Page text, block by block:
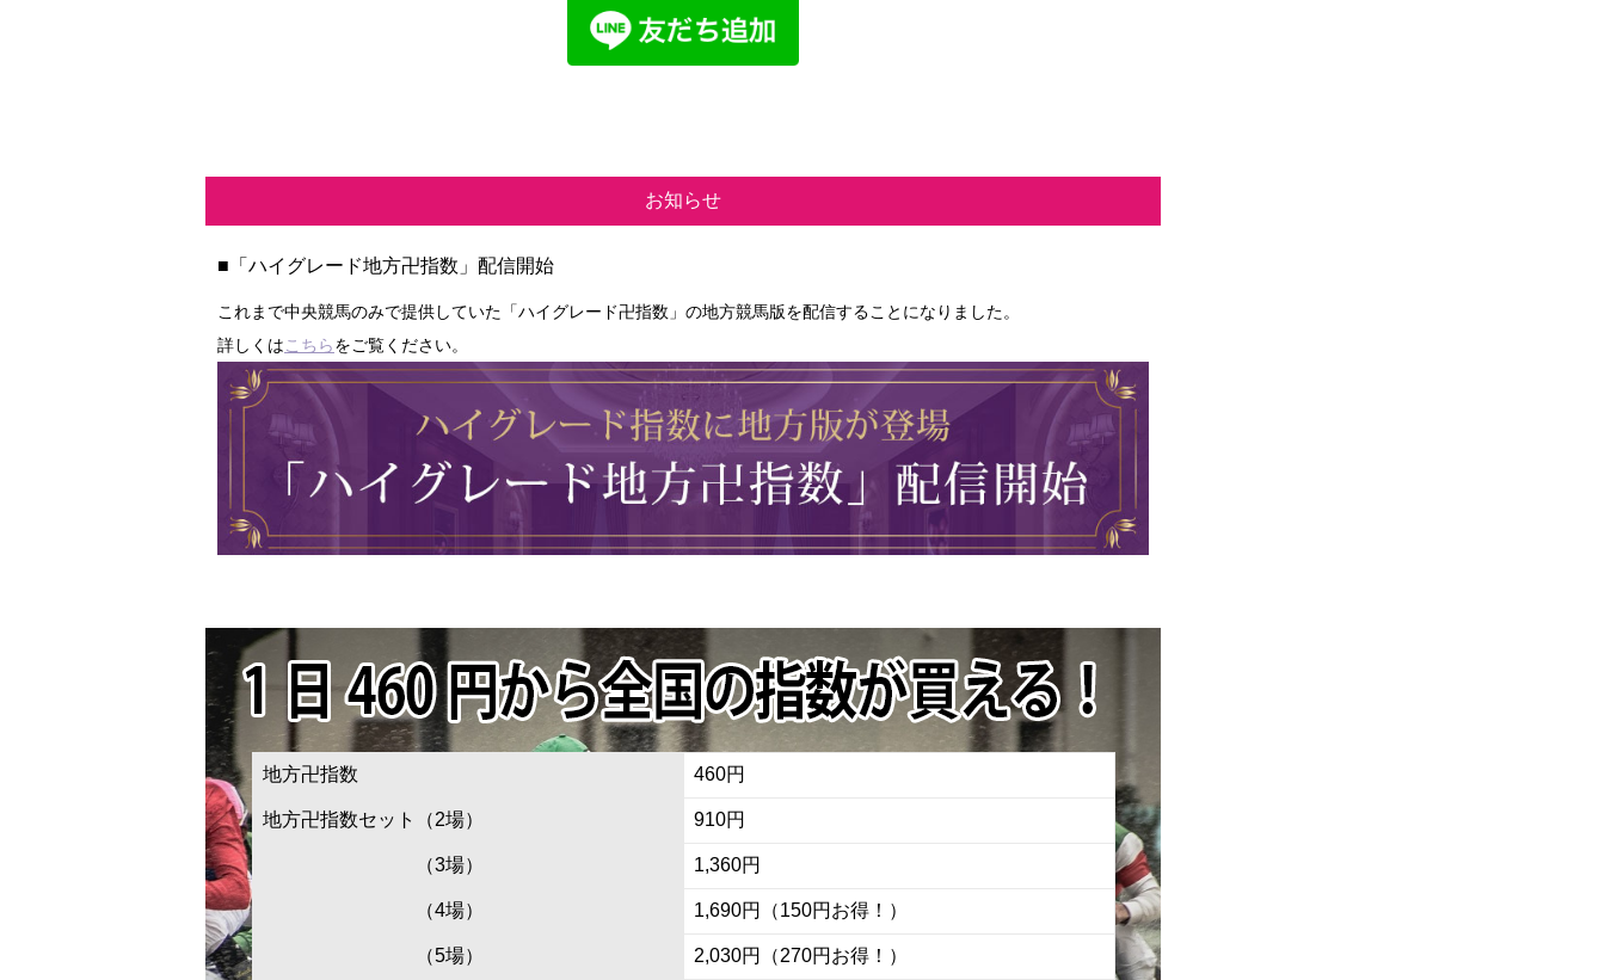
お知らせ
■「ハイグレード地方卍指数」配信開始
これまで中央競馬のみで提供していた「ハイグレード卍指数」の地方競馬版を配信することになりました。
詳しくは こちらをご覧ください。
地方卍指数 460円
地方卍指数セット（2場） 910円
（3場） 1,360円
（4場） 1,690円（150円お得！）
（5場） 2,030円（270円お得！）